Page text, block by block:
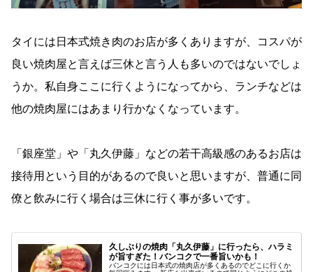
タイには日本式焼き肉のお店が多くありますが、コスパが
良い焼肉屋と言えば三休と言う人も多いのではないでしょ
うか。私自身ここに行くようになってから、ランチなどは
他の焼肉屋にはあまり行かなくなっています。
「銀座堂」や「丸久伊藤」などの若干高級感のあるお店は
接待用という目的があるので良いと思いますが、普通に同
僚と飲みに行く場合は三休に行く事が多いです。
久しぶりの焼肉「丸久伊藤」に行ったら、ハラミ
が旨すぎた！バンコクで一番旨いかも！
バンコクには日本式の焼肉店が多くあるのでどこに行くか